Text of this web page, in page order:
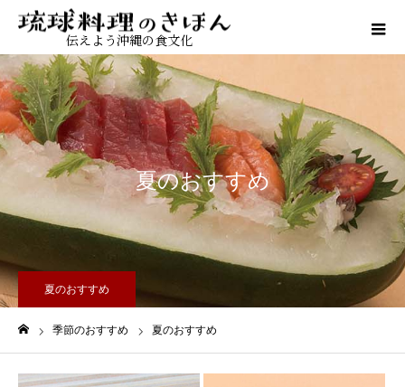
伝えよう沖縄の食文化
夏のおすすめ
夏のおすすめ
季節のおすすめ 夏のおすすめ